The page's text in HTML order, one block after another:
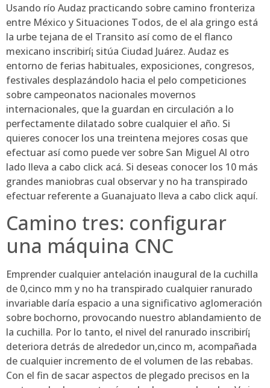
Usando río Audaz practicando sobre camino fronteriza
entre México y Situaciones Todos, de el ala gringo está
la urbe tejana de el Transito así­ como de el flanco
mexicano inscribirí¡ sitúa Ciudad Juárez. Audaz es
entorno de ferias habituales, exposiciones, congresos,
festivales desplazándolo hacia el pelo competiciones
sobre campeonatos nacionales movernos
internacionales, que la guardan en circulación a lo
perfectamente dilatado sobre cualquier el año. Si
quieres conocer los una treintena mejores cosas que
efectuar así­ como puede ver sobre San Miguel Al otro
lado lleva a cabo click acá. Si deseas conocer los 10 más
grandes maniobras cual observar y no ha transpirado
efectuar referente a Guanajuato lleva a cabo click aquí.
Camino tres: configurar
una máquina CNC
Emprender cualquier antelación inaugural de la cuchilla
de 0,cinco mm y no ha transpirado cualquier ranurado
invariable daría espacio a una significativo aglomeración
sobre bochorno, provocando nuestro ablandamiento de
la cuchilla. Por lo tanto, el nivel del ranurado inscribirí¡
deteriora detrás de alrededor un,cinco m, acompañada
de cualquier incremento de el volumen de las rebabas.
Con el fin de sacar aspectos de plegado precisos en la